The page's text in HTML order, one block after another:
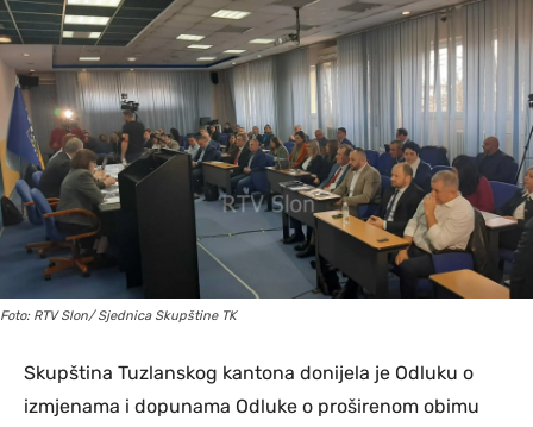
Foto: RTV Slon/ Sjednica Skupštine TK
Skupština Tuzlanskog kantona donijela je Odluku o
izmjenama i dopunama Odluke o proširenom obimu